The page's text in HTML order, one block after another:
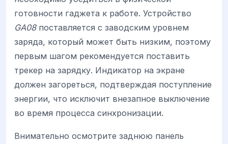
готовности гаджета к работе. Устройство
GA08поставляется с заводским уровнем
заряда, который может быть низким, поэтому
первым шагом рекомендуется поставить
трекер на зарядку. Индикатор на экране
должен загореться, подтверждая поступление
энергии, что исключит внезапное выключение
во время процесса синхронизации.
Внимательно осмотрите заднюю панель